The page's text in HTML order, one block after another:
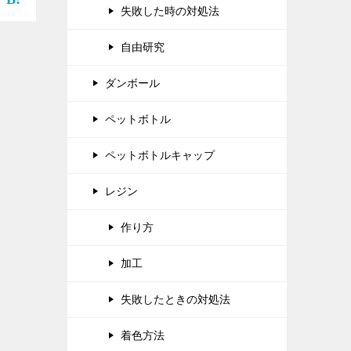
お
失敗した時の対処法
自由研究
ダンボール
ペットボトル
ペットボトルキャップ
レジン
作り方
加工
失敗したときの対処法
着色方法